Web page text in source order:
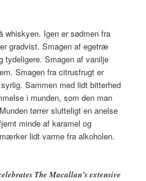
whiskyen. Igen er sødmen fra
gradvist. Smagen af egetræ
tydeligere. Smagen af vanilje
Smagen fra citrusfrugt er
Sammen med lidt bitterhed
i munden, som den man
tørrer slutteligt en anelse
minde af karamel og
lidt varme fra alkoholen.
The Macallan’s extensive